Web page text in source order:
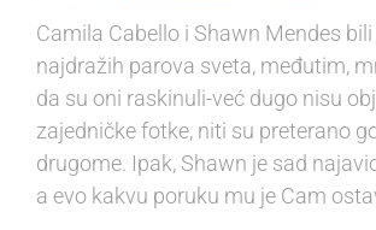
Camila Cabello i Shawn Mendes
najdražih parova sveta, međutim,
da su oni raskinuli-već dugo nisu
zajedničke fotke, niti su preterano
drugome. Ipak, Shawn je sad
a evo kakvu poruku mu je Cam